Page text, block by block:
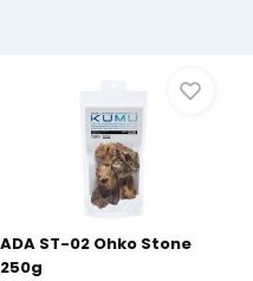
ADA ST-02 Ohko Stone
250g